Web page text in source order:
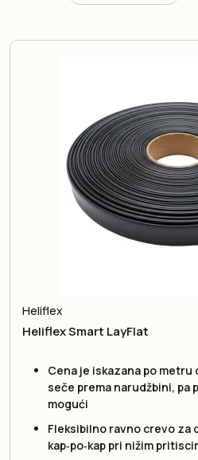
Heliflex
Heliflex Smart LayFlat
Cena je iskazana po
seče prema narudžbini, pa
mogući
Fleksibilno ravno crevo za
kap‑po‑kap pri nižim